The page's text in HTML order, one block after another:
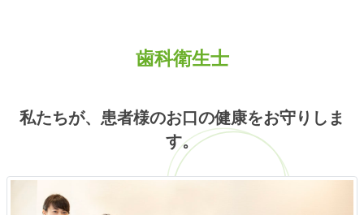
歯科衛生士
私たちが、患者様のお口の健康をお守りしま
す。